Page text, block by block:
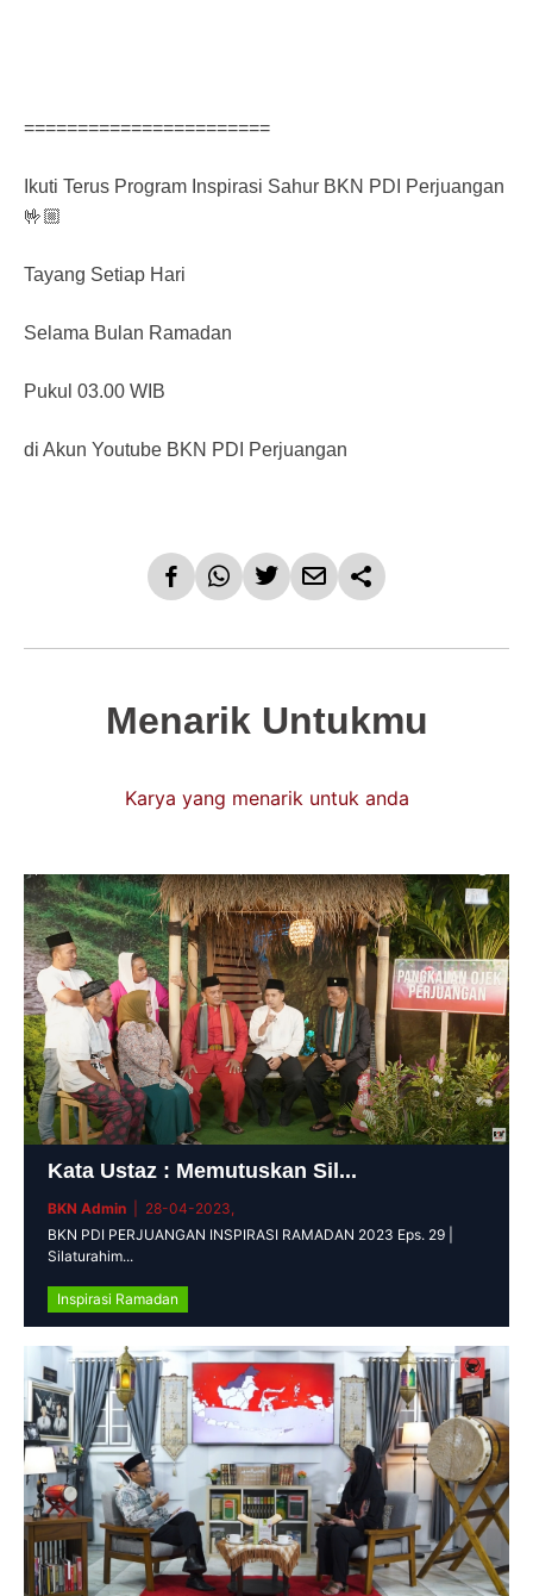
=======================
Ikuti Terus Program Inspirasi Sahur BKN PDI Perjuangan
🤟🏼
Tayang Setiap Hari
Selama Bulan Ramadan
Pukul 03.00 WIB
di Akun Youtube BKN PDI Perjuangan
Menarik Untukmu
Karya yang menarik untuk anda
Kata Ustaz : Memutuskan Sil...
BKN Admin | 28-04-2023,
BKN PDI PERJUANGAN INSPIRASI RAMADAN 2023 Eps. 29 |
Silaturahim...
Inspirasi Ramadan